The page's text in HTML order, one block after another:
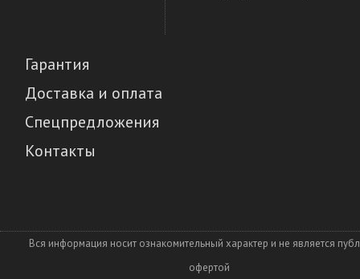
Гарантия
Доставка и оплата
Спецпредложения
Контакты
Вся информация носит ознакомительный характер и не является
офертой